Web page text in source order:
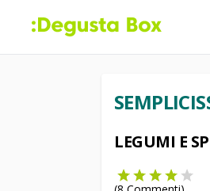
LEGUMI E